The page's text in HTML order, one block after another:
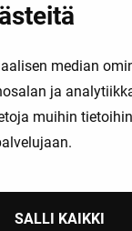
median
ja
muihin
SALLI KAIKKI